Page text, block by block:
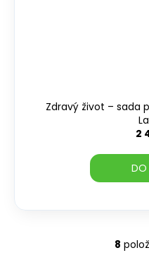
Zdravý život – sada
2
DO
8